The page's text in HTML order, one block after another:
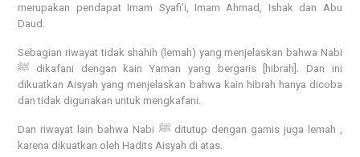
merupakan pendapat Imam Syafi’i, Imam Ahmad, Ishak dan Abu
Daud.
Sebagian riwayat tidak shahih (lemah) yang menjelaskan bahwa Nabi
ﷺ dikafani dengan kain Yaman yang bergaris [hibrah]. Dan ini
dikuatkan Aisyah yang menjelaskan bahwa kain hibrah hanya dicoba
dan tidak digunakan untuk mengkafani.
Dan riwayat lain bahwa Nabi ﷺ ditutup dengan gamis juga lemah ,
karena dikuatkan oleh Hadits Aisyah di atas.